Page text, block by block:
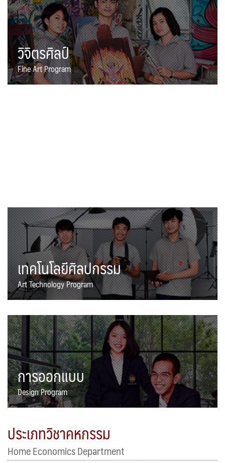
วิจิตรศิลป์
Fine Art Program
เทคโนโลยีศิลปกรรม
Art Technology Program
การออกแบบ
Design Program
ประเภทวิชาคหกรรม
Home Economics Department